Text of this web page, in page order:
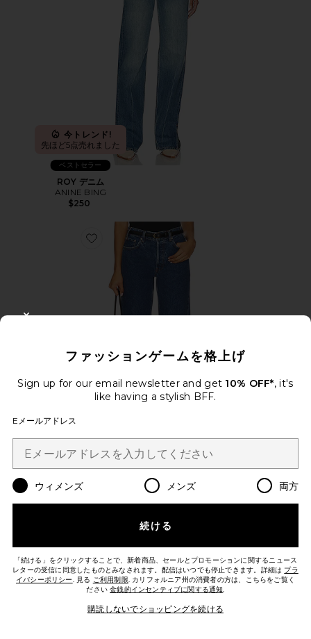
今トレンド!
先ほど5点売れました
ベストセラー
ROY デニム
ANINE BING
$250
Favorite ROY ボーイフレンドデニム
先ほど5点売れました
ROY ボーイフレンドデニム
$250
Favorite MILES ANINE BING スウェットシャツレオパー
ファッションゲームを格上げ
Sign up for our email newsletter and get 10% OFF*, it's
like having a stylish BFF.
Eメールアドレス
ウィメンズ メンズ 両方
続ける
「続ける」をクリックすることで、新着商品、セールとプロモーションに関するニュース
レターの受信に同意したものとみなされます。配信はいつでも停止できます。詳細は プラ
イバシーポリシー. 見る ご利用制限. カリフォルニア州の消費者の方は、こちらをご覧く
ださい金銭的インセンティブに関する通知.
購読しないでショッピングを続ける